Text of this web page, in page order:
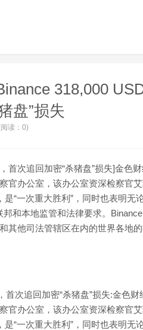
318,000
盘”损失
读：0)
首次追回加密“杀猪盘”损失]金色
官办公室，该办公室资深检察官艾
“一次重大胜利”，同时也表明无
和本地监管和法律要求。Binance
其他司法管辖区在内的世界各地
次追回加密“杀猪盘”损失:金色财
官办公室，该办公室资深检察官艾
“一次重大胜利”，同时也表明无